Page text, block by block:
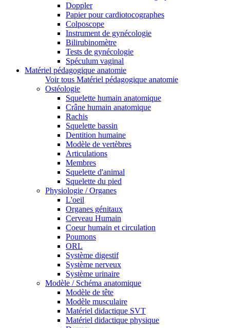
Doppler
Papier pour cardiotocographes
Colposcope
Instrument de gynécologie
Bilirubinomètre
Tests de gynécologie
Spéculum vaginal
Matériel pédagogique anatomie
Voir tous Matériel pédagogique anatomie
Ostéologie
Squelette humain anatomique
Crâne humain anatomique
Rachis
Squelette bassin
Dentition humaine
Modèle de vertèbres
Articulations
Membres
Squelette d'animal
Squelette du pied
Physiologie / Organes
L'oeil
Organes génitaux
Cerveau Humain
Coeur humain et circulation
Poumons
ORL
Système digestif
Système nerveux
Système urinaire
Modèle / Schéma anatomique
Modèle de tête
Modèle musculaire
Matériel didactique SVT
Matériel didactique physique